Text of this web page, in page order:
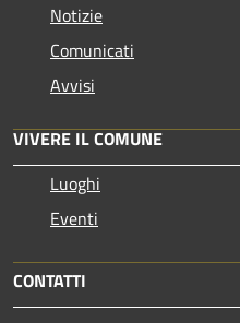
Notizie
Comunicati
Avvisi
VIVERE IL COMUNE
Luoghi
Eventi
CONTATTI